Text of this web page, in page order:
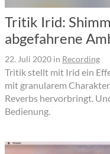
Tritik Irid:
abgefahrene
22. Juli 2020 in Recording
Tritik stellt mit Irid ein
mit granularem
Reverbs hervorbringt.
Bedienung.